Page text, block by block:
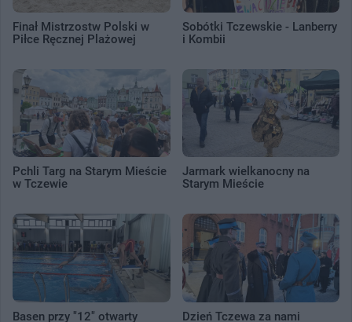
Finał Mistrzostw Polski w
Piłce Ręcznej Plażowej
Sobótki Tczewskie - Lanberry
i Kombii
Pchli Targ na Starym Mieście
w Tczewie
Jarmark wielkanocny na
Starym Mieście
Basen przy "12" otwarty Dzień Tczewa za nami